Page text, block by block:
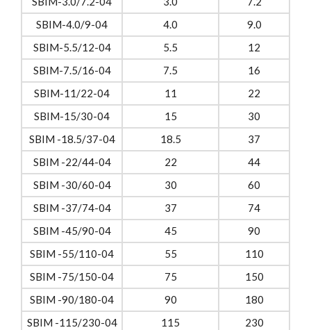
SBIM-4.0/9-04
4.0
9.0
SBIM-5.5/12-04
5.5
12
SBIM-7.5/16-04
7.5
16
SBIM-11/22-04
11
22
SBIM-15/30-04
15
30
SBIM -18.5/37-04
18.5
37
SBIM -22/44-04
22
44
SBIM -30/60-04
30
60
SBIM -37/74-04
37
74
SBIM -45/90-04
45
90
SBIM -55/110-04
55
110
SBIM -75/150-04
75
150
SBIM -90/180-04
90
180
SBIM -115/230-04
115 230